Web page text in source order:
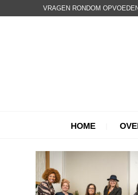
VRAGEN RONDOM
HOME